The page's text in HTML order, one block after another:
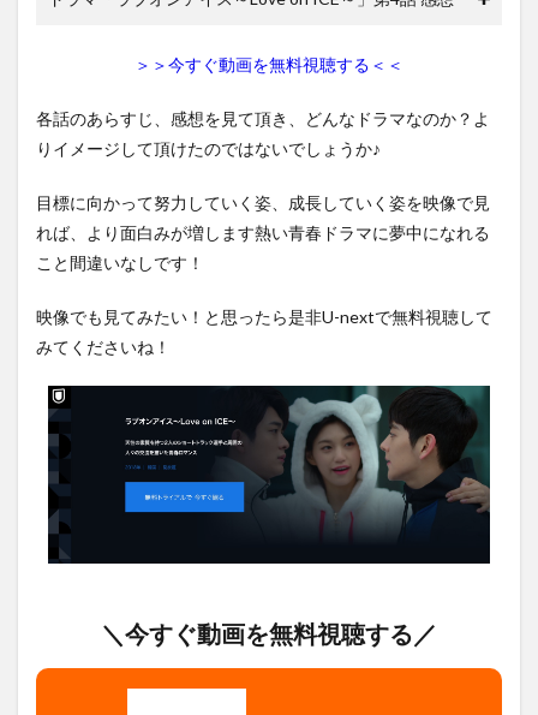
＞＞今すぐ動画を無料視聴する＜＜
各話のあらすじ、感想を見て頂き、どんなドラマなのか？よ
りイメージして頂けたのではないでしょうか♪
目標に向かって努力していく姿、成長していく姿を映像で見
れば、より面白みが増します熱い青春ドラマに夢中になれる
こと間違いなしです！
映像でも見てみたい！と思ったら是非U-nextで無料視聴して
みてくださいね！
＼今すぐ動画を無料視聴する／